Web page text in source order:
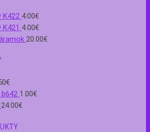
K422 4.00€
4.00€
20.00€
€
1.00€
24.00€